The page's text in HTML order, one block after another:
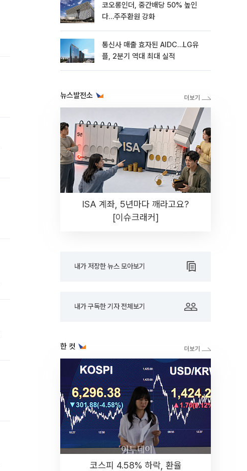
코오롱인더, 중간배당 50% 높인
다…주주환원 강화
통신사 매출 효자된 AIDC…LG유
플, 2분기 역대 최대 실적
뉴스발전소
ISA 계좌, 5년마다 깨라고요?
[이슈크래커]
내가 저장한 뉴스 모아보기
내가 구독한 기자 전체보기
한 컷
코스피 4.58% 하락, 환율